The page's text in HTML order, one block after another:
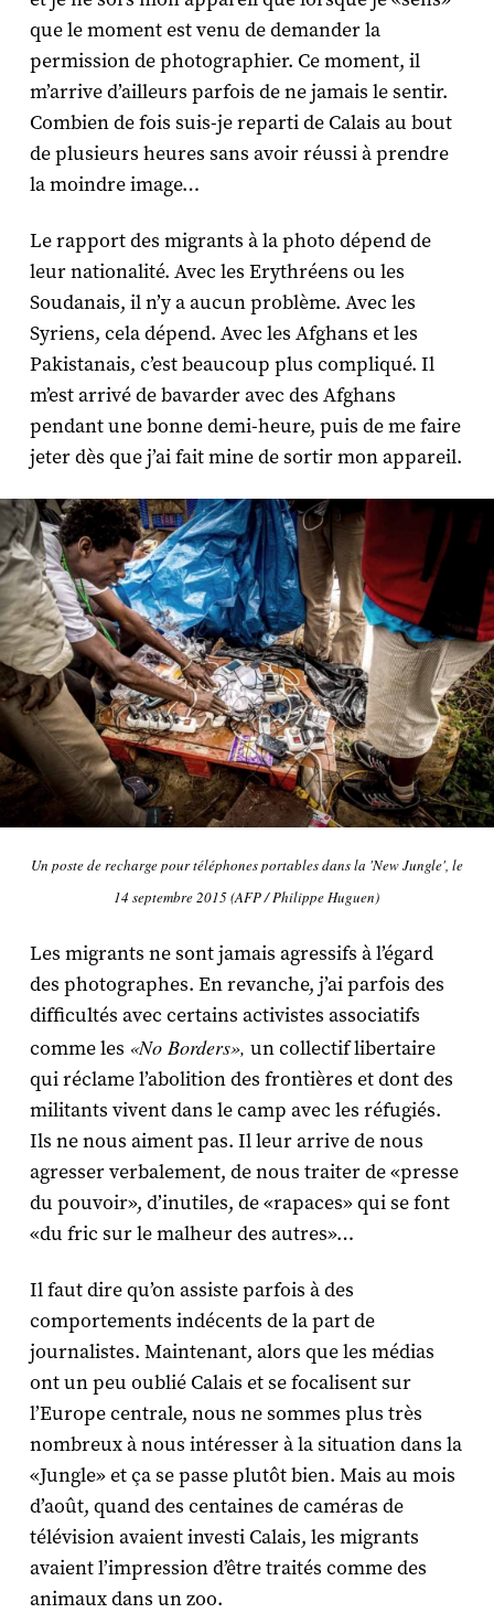
que le moment est venu de demander la
permission de photographier. Ce moment, il
m’arrive d’ailleurs parfois de ne jamais le sentir.
Combien de fois suis-je reparti de Calais au bout
de plusieurs heures sans avoir réussi à prendre
la moindre image…
Le rapport des migrants à la photo dépend de
leur nationalité. Avec les Erythréens ou les
Soudanais, il n’y a aucun problème. Avec les
Syriens, cela dépend. Avec les Afghans et les
Pakistanais, c’est beaucoup plus compliqué. Il
m’est arrivé de bavarder avec des Afghans
pendant une bonne demi-heure, puis de me faire
jeter dès que j’ai fait mine de sortir mon appareil.
Un poste de recharge pour téléphones portables dans la 'New Jungle', le
14 septembre 2015 (AFP / Philippe Huguen)
Les migrants ne sont jamais agressifs à l’égard
des photographes. En revanche, j’ai parfois des
difficultés avec certains activistes associatifs
comme les «No Borders», un collectif libertaire
qui réclame l’abolition des frontières et dont des
militants vivent dans le camp avec les réfugiés.
Ils ne nous aiment pas. Il leur arrive de nous
agresser verbalement, de nous traiter de «presse
du pouvoir», d’inutiles, de «rapaces» qui se font
«du fric sur le malheur des autres»…
Il faut dire qu’on assiste parfois à des
comportements indécents de la part de
journalistes. Maintenant, alors que les médias
ont un peu oublié Calais et se focalisent sur
l’Europe centrale, nous ne sommes plus très
nombreux à nous intéresser à la situation dans la
«Jungle» et ça se passe plutôt bien. Mais au mois
d’août, quand des centaines de caméras de
télévision avaient investi Calais, les migrants
avaient l’impression d’être traités comme des
animaux dans un zoo.